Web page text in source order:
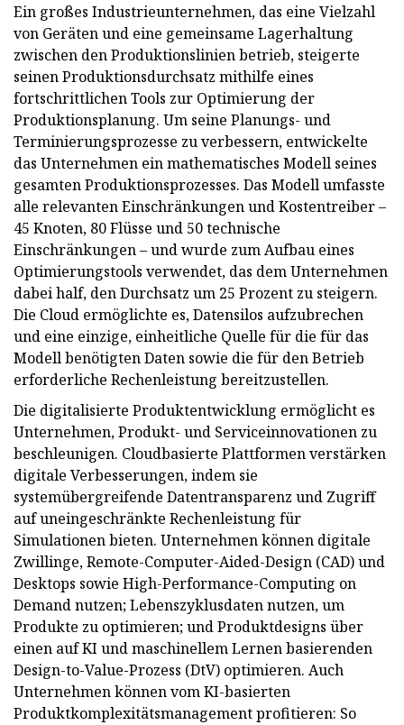
Ein großes Industrieunternehmen, das eine Vielzahl
von Geräten und eine gemeinsame Lagerhaltung
zwischen den Produktionslinien betrieb, steigerte
seinen Produktionsdurchsatz mithilfe eines
fortschrittlichen Tools zur Optimierung der
Produktionsplanung. Um seine Planungs- und
Terminierungsprozesse zu verbessern, entwickelte
das Unternehmen ein mathematisches Modell seines
gesamten Produktionsprozesses. Das Modell umfasste
alle relevanten Einschränkungen und Kostentreiber –
45 Knoten, 80 Flüsse und 50 technische
Einschränkungen – und wurde zum Aufbau eines
Optimierungstools verwendet, das dem Unternehmen
dabei half, den Durchsatz um 25 Prozent zu steigern.
Die Cloud ermöglichte es, Datensilos aufzubrechen
und eine einzige, einheitliche Quelle für die für das
Modell benötigten Daten sowie die für den Betrieb
erforderliche Rechenleistung bereitzustellen.
Die digitalisierte Produktentwicklung ermöglicht es
Unternehmen, Produkt- und Serviceinnovationen zu
beschleunigen. Cloudbasierte Plattformen verstärken
digitale Verbesserungen, indem sie
systemübergreifende Datentransparenz und Zugriff
auf uneingeschränkte Rechenleistung für
Simulationen bieten. Unternehmen können digitale
Zwillinge, Remote-Computer-Aided-Design (CAD) und
Desktops sowie High-Performance-Computing on
Demand nutzen; Lebenszyklusdaten nutzen, um
Produkte zu optimieren; und Produktdesigns über
einen auf KI und maschinellem Lernen basierenden
Design-to-Value-Prozess (DtV) optimieren. Auch
Unternehmen können vom KI-basierten
Produktkomplexitätsmanagement profitieren: So